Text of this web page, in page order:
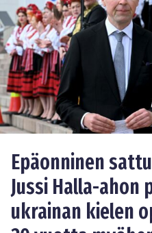
Epäonninen
Jussi Halla-ahon
ukrainan kielen